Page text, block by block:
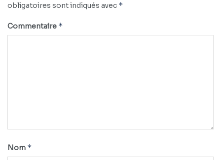
obligatoires sont indiqués avec *
Commentaire *
Nom *